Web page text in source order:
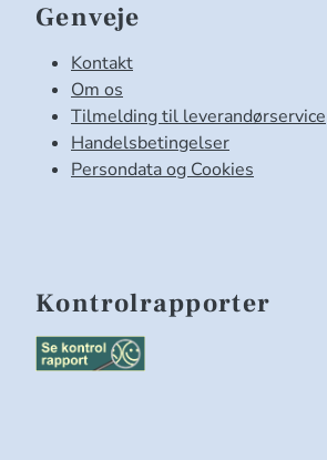
Genveje
Kontakt
Om os
Tilmelding til leverandørservice
Handelsbetingelser
Persondata og Cookies
Kontrolrapporter